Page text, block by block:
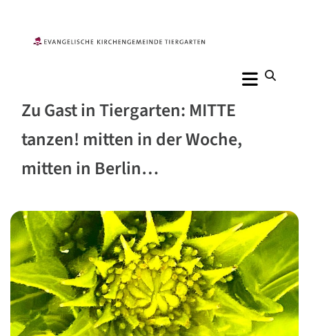
Zu Gast in Tiergarten: MITTE
tanzen! mitten in der Woche,
mitten in Berlin…